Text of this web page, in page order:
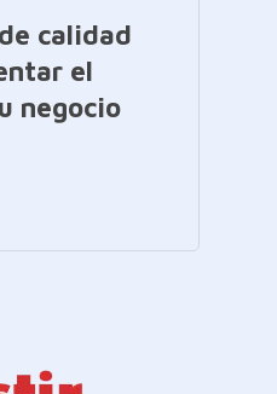
calidad
el
negocio